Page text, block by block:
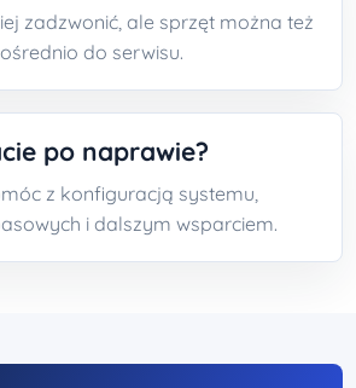
zadzwonić, ale sprzęt można też
do serwisu.
po naprawie?
z konfiguracją systemu,
i dalszym wsparciem.